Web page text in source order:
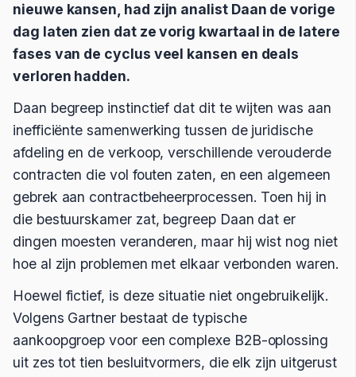
nieuwe kansen, had zijn analist Daan de vorige
dag laten zien dat ze vorig kwartaal in de latere
fases van de cyclus veel kansen en deals
verloren hadden.
Daan begreep instinctief dat dit te wijten was aan
inefficiënte samenwerking tussen de juridische
afdeling en de verkoop, verschillende verouderde
contracten die vol fouten zaten, en een algemeen
gebrek aan contractbeheerprocessen. Toen hij in
die bestuurskamer zat, begreep Daan dat er
dingen moesten veranderen, maar hij wist nog niet
hoe al zijn problemen met elkaar verbonden waren.
Hoewel fictief, is deze situatie niet ongebruikelijk.
Volgens Gartner bestaat de typische
aankoopgroep voor een complexe B2B-oplossing
uit zes tot tien besluitvormers, die elk zijn uitgerust